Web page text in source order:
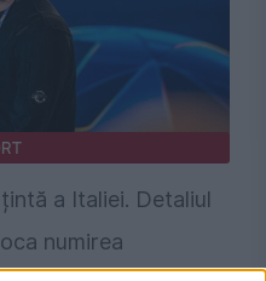
a Italiei. Detaliul
numirea